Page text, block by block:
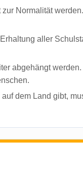
Normalität
aller
abgehängt
dem Land gibt,